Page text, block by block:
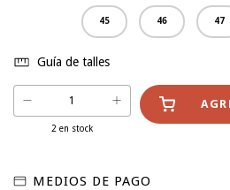
45 46 47
Guía de talles
2 en stock
MEDIOS DE PAGO